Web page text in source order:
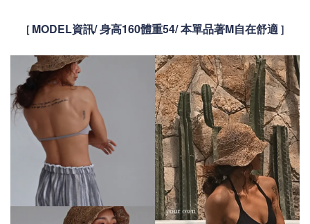
[MODEL資訊/ 身高160體重54/本單品著M自在舒適 ]